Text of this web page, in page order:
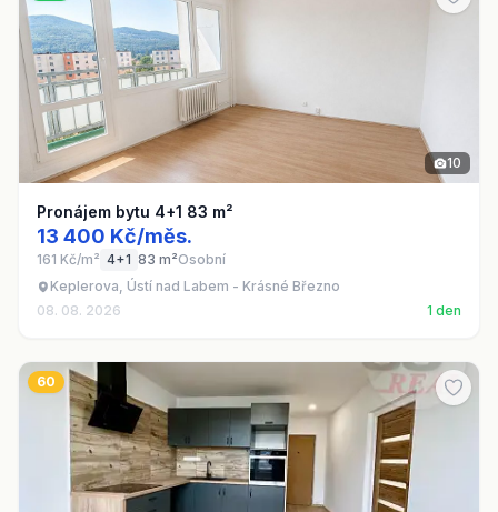
10
Pronájem bytu 4+1 83 m²
13 400 Kč/měs.
161 Kč/m² 4+1 83 m²Osobní
Keplerova, Ústí nad Labem - Krásné Březno
08. 08. 2026
1 den
60